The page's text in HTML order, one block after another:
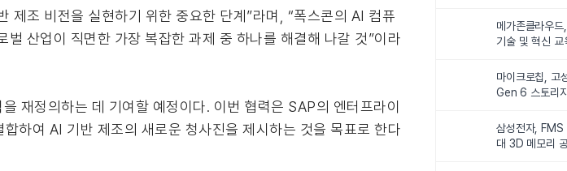
조 비전을 실현하기 위한 중요한 단계”라며, “폭스콘의 AI 컴퓨
산업이 직면한 가장 복잡한 과제 중 하나를 해결해 나갈 것”이라
재정의하는 데 기여할 예정이다. 이번 협력은 SAP의 엔터프라이
하여 AI 기반 제조의 새로운 청사진을 제시하는 것을 목표로 한다
메가존클라우드
기술 및 혁신
마이크로칩, 고
Gen 6 스토리
삼성전자,
대 3D 메모리